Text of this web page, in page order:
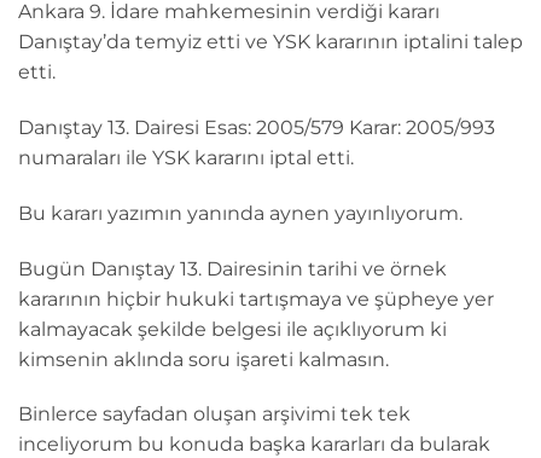
Ankara 9. İdare mahkemesinin verdiği kararı
Danıştay’da temyiz etti ve YSK kararının iptalini talep
etti.
Danıştay 13. Dairesi Esas: 2005/579 Karar: 2005/993
numaraları ile YSK kararını iptal etti.
Bu kararı yazımın yanında aynen yayınlıyorum.
Bugün Danıştay 13. Dairesinin tarihi ve örnek
kararının hiçbir hukuki tartışmaya ve şüpheye yer
kalmayacak şekilde belgesi ile açıklıyorum ki
kimsenin aklında soru işareti kalmasın.
Binlerce sayfadan oluşan arşivimi tek tek
inceliyorum bu konuda başka kararları da bularak